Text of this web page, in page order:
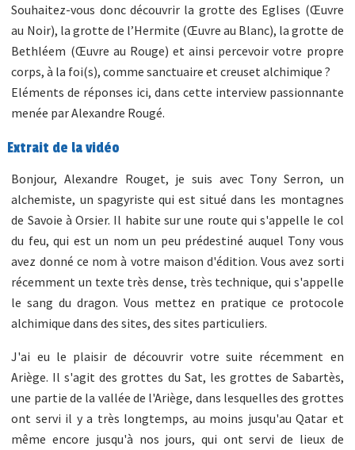
Souhaitez-vous donc découvrir la grotte des Eglises (Œuvre
au Noir), la grotte de l’Hermite (Œuvre au Blanc), la grotte de
Bethléem (Œuvre au Rouge) et ainsi percevoir votre propre
corps, à la foi(s), comme sanctuaire et creuset alchimique ?
Eléments de réponses ici, dans cette interview passionnante
menée par Alexandre Rougé.
Extrait de la vidéo
Bonjour, Alexandre Rouget, je suis avec Tony Serron, un
alchemiste, un spagyriste qui est situé dans les montagnes
de Savoie à Orsier. Il habite sur une route qui s'appelle le col
du feu, qui est un nom un peu prédestiné auquel Tony vous
avez donné ce nom à votre maison d'édition. Vous avez sorti
récemment un texte très dense, très technique, qui s'appelle
le sang du dragon. Vous mettez en pratique ce protocole
alchimique dans des sites, des sites particuliers.
J'ai eu le plaisir de découvrir votre suite récemment en
Ariège. Il s'agit des grottes du Sat, les grottes de Sabartès,
une partie de la vallée de l'Ariège, dans lesquelles des grottes
ont servi il y a très longtemps, au moins jusqu'au Qatar et
même encore jusqu'à nos jours, qui ont servi de lieux de